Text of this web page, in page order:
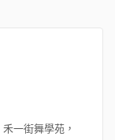
一街舞學苑，